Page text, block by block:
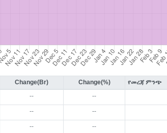
Change(Br) Change(%) የመረጃ ምንጭ
-- --
-- --
-- --